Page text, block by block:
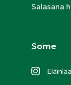
Salasana
Some